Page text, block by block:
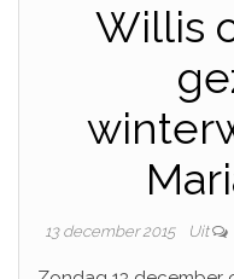
Willis
13 december 2015 Uit